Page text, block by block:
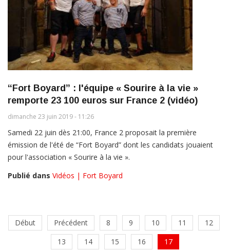
“Fort Boyard” : l'équipe « Sourire à la vie »
remporte 23 100 euros sur France 2 (vidéo)
dimanche 23 juin 2019 - 11:26
Samedi 22 juin dès 21:00, France 2 proposait la première
émission de l'été de “Fort Boyard” dont les candidats jouaient
pour l'association « Sourire à la vie ».
Publié dans Vidéos | Fort Boyard
Début Précédent 8 9 10 11
12
13
14 15 16 17